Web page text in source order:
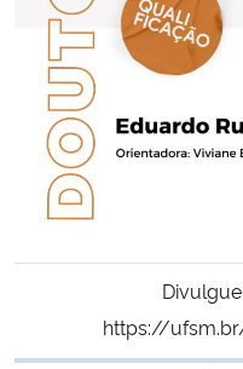
Gabinete de Segurança Institucional
Advocacia-Geral da União
Banco Central do Brasil
Planalto
https://